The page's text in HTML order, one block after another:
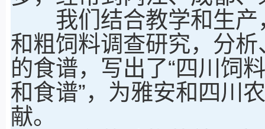
我们结合教学和生产
和粗饲料调查研究，分
的食谱，写出了“四川饲
和食谱”，为雅安和四川
献。